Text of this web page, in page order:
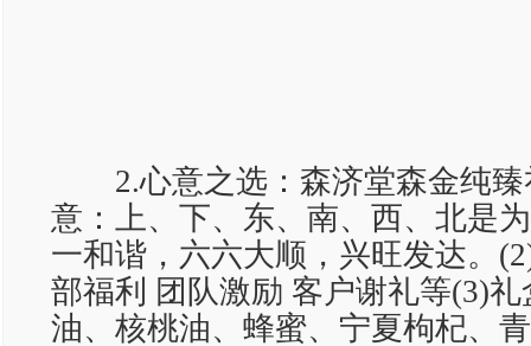
2.心意之选：森济堂森金纯臻
意：上、下、东、南、西、北是
一和谐，六六大顺，兴旺发达。
部福利 团队激励 客户谢礼等(3)
油、核桃油、蜂蜜、宁夏枸杞、